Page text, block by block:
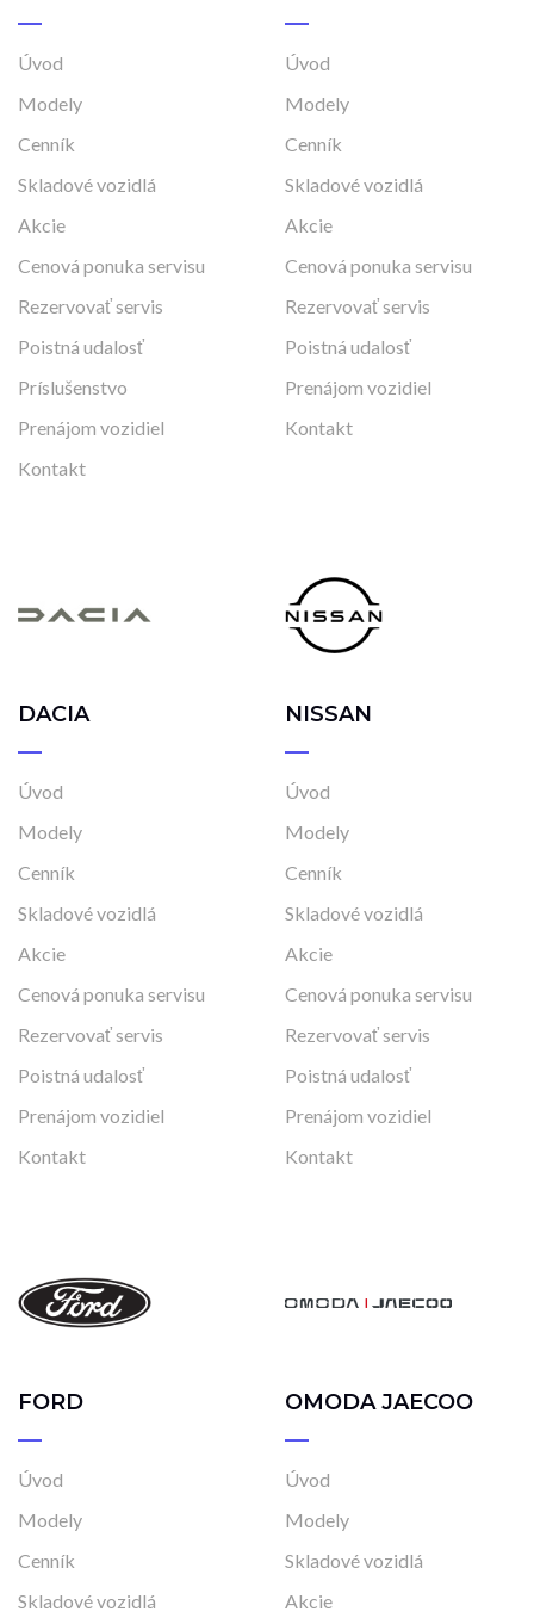
Úvod
Modely
Cenník
Skladové vozidlá
Akcie
Cenová ponuka servisu
Rezervovať servis
Poistná udalosť
Príslušenstvo
Prenájom vozidiel
Kontakt
Úvod
Modely
Cenník
Skladové vozidlá
Akcie
Cenová ponuka servisu
Rezervovať servis
Poistná udalosť
Prenájom vozidiel
Kontakt
DACIA
Úvod
Modely
Cenník
Skladové vozidlá
Akcie
Cenová ponuka servisu
Rezervovať servis
Poistná udalosť
Prenájom vozidiel
Kontakt
NISSAN
Úvod
Modely
Cenník
Skladové vozidlá
Akcie
Cenová ponuka servisu
Rezervovať servis
Poistná udalosť
Prenájom vozidiel
Kontakt
FORD
Úvod
Modely
Cenník
Skladové vozidlá
OMODA JAECOO
Úvod
Modely
Skladové vozidlá
Akcie